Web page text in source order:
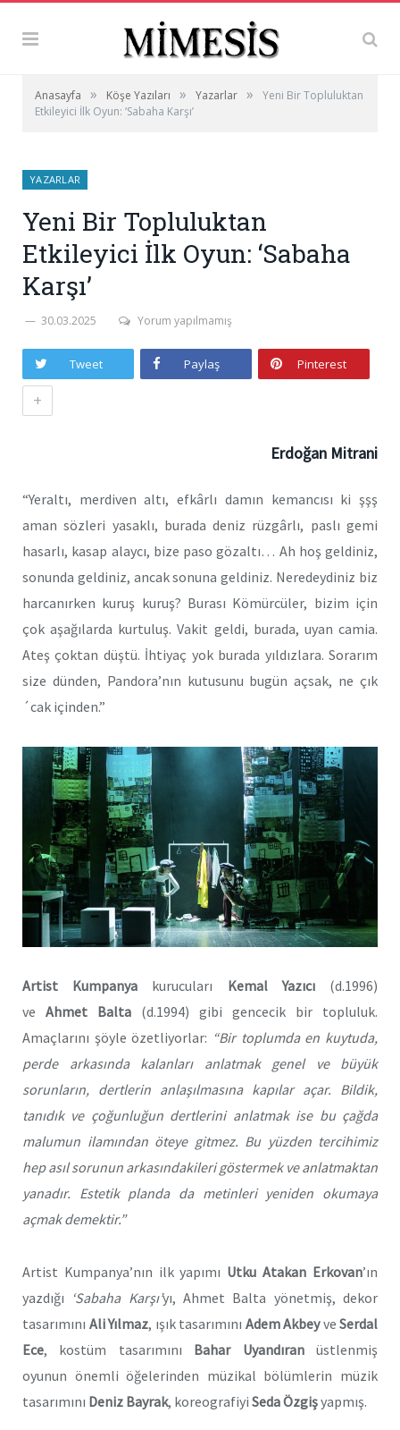
Anasayfa » Köşe Yazıları » Yazarlar »
Yeni Bir Topluluktan
Etkileyici İlk Oyun: ‘Sabaha Karşı’
YAZARLAR
Yeni Bir Topluluktan
Etkileyici İlk Oyun: ‘Sabaha
Karşı’
30.03.2025 Yorum yapılmamış
Tweet Paylaş Pinterest
+
Erdoğan Mitrani
“Yeraltı, merdiven altı, efkârlı damın kemancısı ki şşş
aman sözleri yasaklı, burada deniz rüzgârlı, paslı gemi
hasarlı, kasap alaycı, bize paso gözaltı… Ah hoş geldiniz,
sonunda geldiniz, ancak sonuna geldiniz. Neredeydiniz biz
harcanırken kuruş kuruş? Burası Kömürcüler, bizim için
çok aşağılarda kurtuluş. Vakit geldi, burada, uyan camia.
Ateş çoktan düştü. İhtiyaç yok burada yıldızlara. Sorarım
size dünden, Pandora’nın kutusunu bugün açsak, ne çık
´cak içinden.”
Artist Kumpanya kurucuları Kemal Yazıcı(d.1996)
ve Ahmet Balta (d.1994) gibi gencecik bir topluluk.
Amaçlarını şöyle özetliyorlar: “Bir toplumda en kuytuda,
perde arkasında kalanları anlatmak genel ve büyük
sorunların, dertlerin anlaşılmasına kapılar açar. Bildik,
tanıdık ve çoğunluğun dertlerini anlatmak ise bu çağda
malumun ilamından öteye gitmez. Bu yüzden tercihimiz
hep asıl sorunun arkasındakileri göstermek ve anlatmaktan
yanadır. Estetik planda da metinleri yeniden okumaya
açmak demektir.”
Artist Kumpanya’nın ilk yapımı Utku Atakan Erkovan’ın
yazdığı ‘Sabaha Karşı’yı, Ahmet Balta yönetmiş, dekor
tasarımını Ali Yılmaz, ışık tasarımını Adem Akbeyve Serdal
Ece, kostüm tasarımını Bahar Uyandıranüstlenmiş
oyunun önemli öğelerinden müzikal bölümlerin müzik
tasarımını Deniz Bayrak, koreografiyi Seda Özgişyapmış.